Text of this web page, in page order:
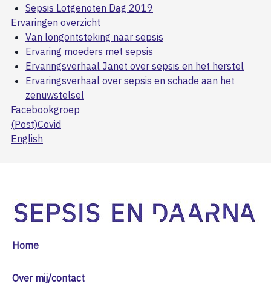
Sepsis Lotgenoten Dag 2019
Ervaringen overzicht
Van longontsteking naar sepsis
Ervaring moeders met sepsis
Ervaringsverhaal Janet over sepsis en het herstel
Ervaringsverhaal over sepsis en schade aan het
zenuwstelsel
Facebookgroep
(Post)Covid
English
Home
Over mij/contact